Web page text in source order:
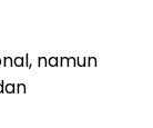
namun